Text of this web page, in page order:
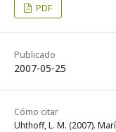
PDF
Publicado
2007-05-25
Cómo citar
Uhthoff, L. M. (2007).